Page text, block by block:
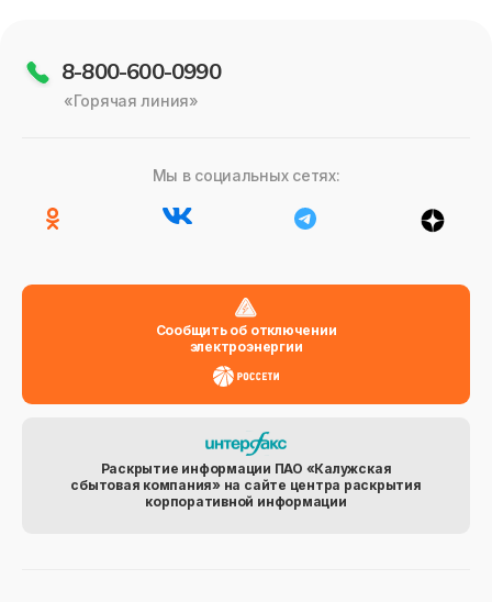
8-800-600-0990
«Горячая линия»
Мы в социальных сетях:
Сообщить об отключении
электроэнергии
Раскрытие информации ПАО «Калужская
сбытовая компания» на сайте центра раскрытия
корпоративной информации